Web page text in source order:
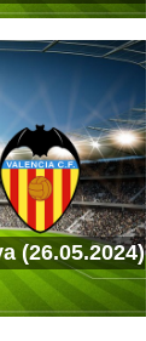
(26.05.2024)